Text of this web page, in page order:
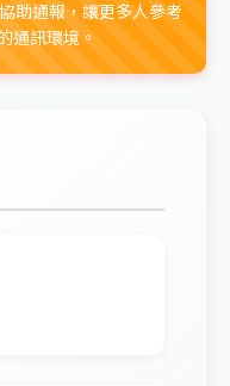
助通報，讓更多人參考
通訊環境。